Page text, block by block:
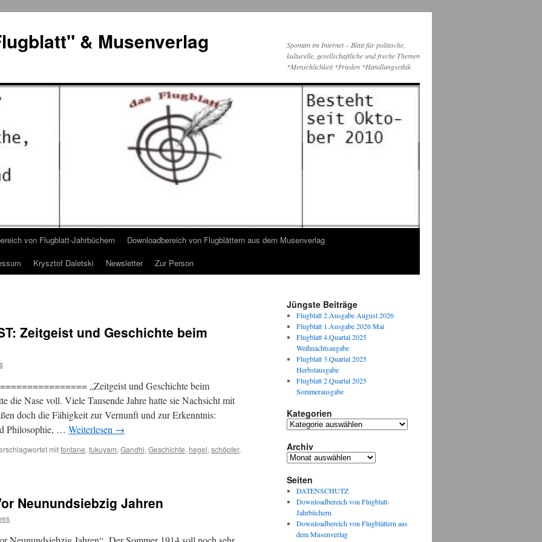
& Musenverlag
Spontan im Internet – Blatt für politische,
kulturelle, gesellschaftliche und freche Themen
*Menschlichkeit *Frieden *Handlungsethik
von Flugblatt-Jahrbüchern
Downloadbereich von Flugblättern aus dem Musenverlag
Krysztof Daletski Newsletter Zur Person
Zeitgeist und Geschichte beim
„Zeitgeist und Geschichte beim
die Nase voll. Viele Tausende Jahre hatte sie Nachsicht mit
doch die Fähigkeit zur Vernunft und zur Erkenntnis:
Philosophie, … Weiterlesen →
mitfontane, fukuyam, Gandhi, Geschichte, hegel, schöpfer,
Neunundsiebzig Jahren
Jüngste Beiträge
Flugblatt 2.Ausgabe August 2026
Flugblatt 1.Ausgabe 2026 Mai
Flugblatt 4.Quartal 2025
Weihnachtsaugabe
Flugblatt 3.Quartal 2025
Herbstausgabe
Flugblatt 2.Quartal 2025
Sommerausgabe
Kategorien
Kategorien
Archiv
Archiv
Seiten
DATENSCHUTZ
Downloadbereich von Flugblatt-
Jahrbüchern
Downloadbereich von Flugblättern aus
dem Musenverlag